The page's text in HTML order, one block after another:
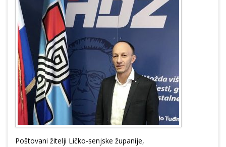
Poštovani žitelji Ličko-senjske županije,